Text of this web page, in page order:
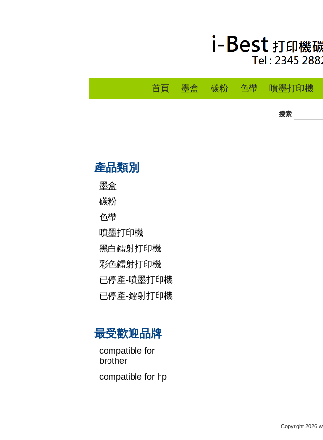
首頁 墨盒 碳粉 色帶 噴墨打印機
搜索
產品類別
墨盒
碳粉
色帶
噴墨打印機
黑白鐳射打印機
彩色鐳射打印機
已停產-噴墨打印機
已停產-鐳射打印機
最受歡迎品牌
compatible for
brother
compatible for hp
Copyright 2026